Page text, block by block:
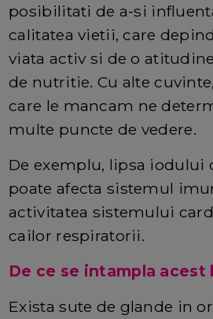
posibilitati de a-si
calitatea vietii, care
viata activ si de o
de nutritie. Cu alte
care le mancam ne
multe puncte de vedere.
De exemplu, lipsa iodului
poate afecta sistemul
activitatea sistemului
cailor respiratorii.
De ce se intampla acest
Exista sute de glande in